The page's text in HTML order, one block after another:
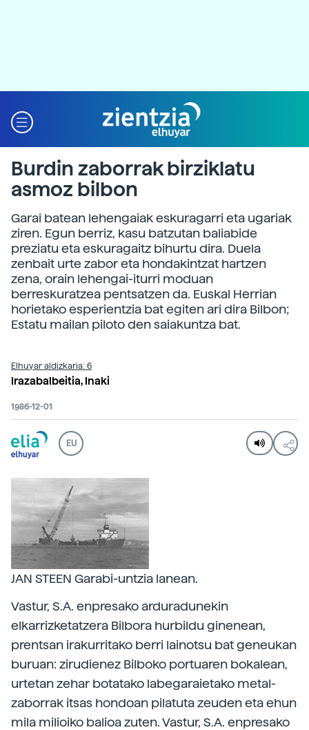
Burdin zaborrak birziklatu
asmoz bilbon
Garai batean lehengaiak eskuragarri eta ugariak
ziren. Egun berriz, kasu batzutan baliabide
preziatu eta eskuragaitz bihurtu dira. Duela
zenbait urte zabor eta hondakintzat hartzen
zena, orain lehengai-iturri moduan
berreskuratzea pentsatzen da. Euskal Herrian
horietako esperientzia bat egiten ari dira Bilbon;
Estatu mailan piloto den saiakuntza bat.
Elhuyar aldizkaria: 6
Irazabalbeitia, Inaki
1986-12-01
EU
JAN STEEN Garabi-untzia lanean.
Vastur, S.A. enpresako arduradunekin
elkarrizketatzera Bilbora hurbildu ginenean,
prentsan irakurritako berri lainotsu bat geneukan
buruan: zirudienez Bilboko portuaren bokalean,
urtetan zehar botatako labegaraietako metal-
zaborrak itsas hondoan pilatuta zeuden eta ehun
mila milioiko balioa zuten. Vastur, S.A. enpresako